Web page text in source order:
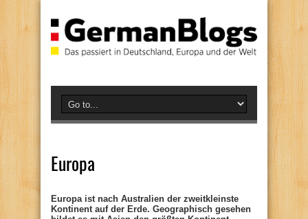
Europa
Europa ist nach Australien der zweitkleinste
Kontinent auf der Erde. Geographisch gesehen